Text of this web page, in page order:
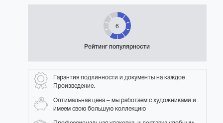
6
Рейтинг популярности
Гарантия подлинности и документы на каждое
Произведение.
Оптимальная цена – мы работаем с художниками и
имеем свою большую коллекцию